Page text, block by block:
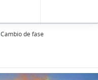
Cambio de fase